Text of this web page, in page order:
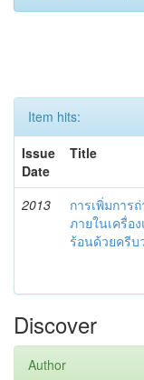
Item hits:
Issue
Date
Title
2013
การเพิ่มการ
ภายในเครื่อ
ร้อนด้วยครีบ
Discover
Author